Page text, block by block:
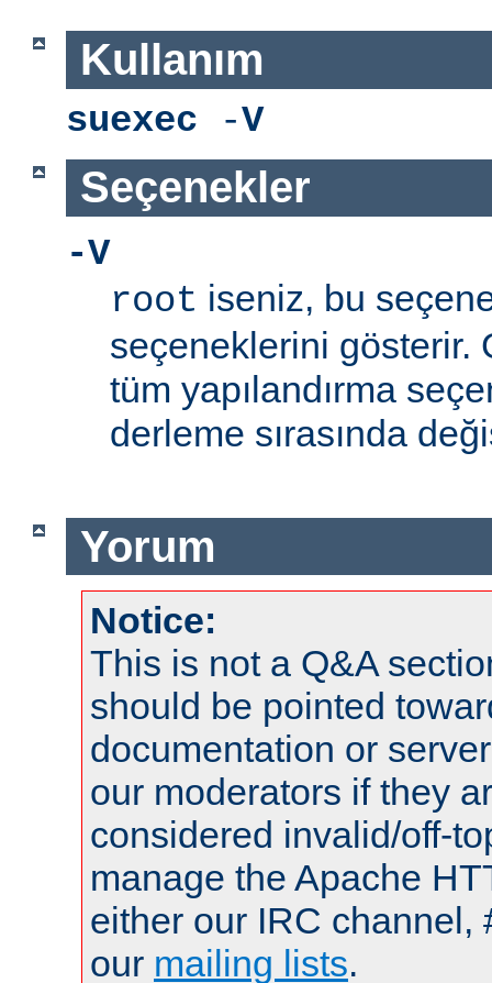
Kullanım
suexec -V
Seçenekler
-V
root iseniz, bu
seçeneklerini gösterir.
tüm yapılandırma
derleme sırasında
Yorum
Notice:
This is not a Q&A
should be pointed
documentation or
our moderators if they
considered invalid/off-
manage the Apache
either our IRC channel,
our mailing lists.